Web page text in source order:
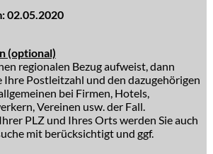
02.05.2020
(optional)
regionalen Bezug aufweist, dann
Ihre Postleitzahl und den dazugehörigen
bei Firmen, Hotels,
Vereinen usw. der Fall.
PLZ und Ihres Orts werden Sie auch
mit berücksichtigt und ggf.